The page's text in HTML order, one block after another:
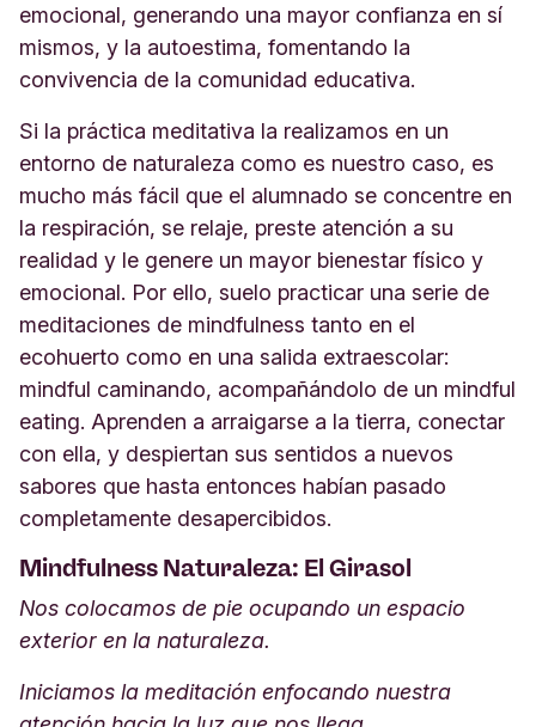
emocional, generando una mayor confianza en sí
mismos, y la autoestima, fomentando la
convivencia de la comunidad educativa.
Si la práctica meditativa la realizamos en un
entorno de naturaleza como es nuestro caso, es
mucho más fácil que el alumnado se concentre en
la respiración, se relaje, preste atención a su
realidad y le genere un mayor bienestar físico y
emocional. Por ello, suelo practicar una serie de
meditaciones de mindfulness tanto en el
ecohuerto como en una salida extraescolar:
mindful caminando, acompañándolo de un mindful
eating. Aprenden a arraigarse a la tierra, conectar
con ella, y despiertan sus sentidos a nuevos
sabores que hasta entonces habían pasado
completamente desapercibidos.
Mindfulness Naturaleza: El Girasol
Nos colocamos de pie ocupando un espacio
exterior en la naturaleza.
Iniciamos la meditación enfocando nuestra